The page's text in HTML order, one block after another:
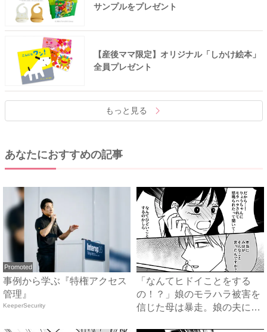
サンプルをプレゼント
【産後ママ限定】オリジナル「しかけ絵本」
全員プレゼント
もっと見る
あなたにおすすめの記事
Promoted
事例から学ぶ『特権アクセス
管理』
KeeperSecurity
「なんてヒドイことをする
の！？」娘のモラハラ被害を
信じた母は暴走。娘の夫に電